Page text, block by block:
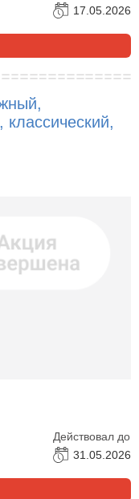
17.05.2026
Действовал до
31.05.2026